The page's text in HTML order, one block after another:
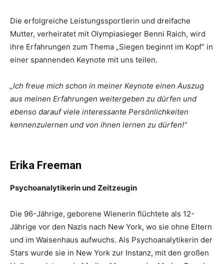
Die erfolgreiche Leistungssportlerin und dreifache
Mutter, verheiratet mit Olympiasieger Benni Raich, wird
ihre Erfahrungen zum Thema „Siegen beginnt im Kopf“ in
einer spannenden Keynote mit uns teilen.
„Ich freue mich schon in meiner Keynote einen Auszug
aus meinen Erfahrungen weitergeben zu dürfen und
ebenso darauf viele interessante Persönlichkeiten
kennenzulernen und von ihnen lernen zu dürfen!“
Erika Freeman
Psychoanalytikerin und Zeitzeugin
Die 96-Jährige, geborene Wienerin flüchtete als 12-
Jährige vor den Nazis nach New York, wo sie ohne Eltern
und im Waisenhaus aufwuchs. Als Psychoanalytikerin der
Stars wurde sie in New York zur Instanz, mit den großen